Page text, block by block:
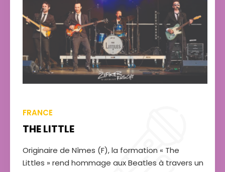
FRANCE
THE LITTLE
Originaire de Nîmes (F), la formation « The
Littles » rend hommage aux Beatles à travers un